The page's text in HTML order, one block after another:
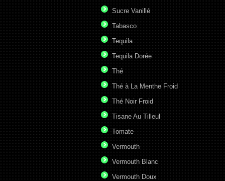
Sucre Vanillé
Tabasco
Tequila
Tequila Dorée
Thé
Thé à La Menthe Froid
Thé Noir Froid
Tisane Au Tilleul
Tomate
Vermouth
Vermouth Blanc
Vermouth Doux